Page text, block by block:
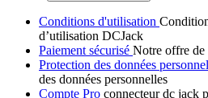
Conditions d'utilisation
d’utilisation DCJack
Paiement sécurisé Notre offre de
Protection des données
des données personnelles
Compte Pro connecteur dc jack